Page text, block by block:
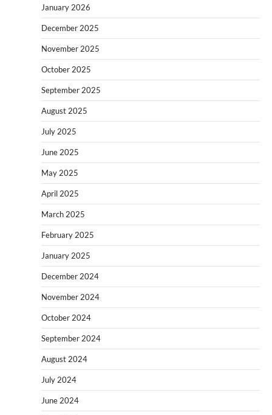
January 2026
December 2025
November 2025
October 2025
September 2025
August 2025
July 2025
June 2025
May 2025
April 2025
March 2025
February 2025
January 2025
December 2024
November 2024
October 2024
September 2024
August 2024
July 2024
June 2024